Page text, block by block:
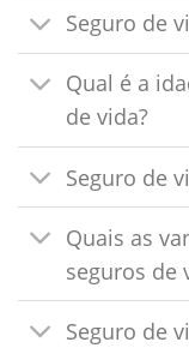
Seguro de
Qual é a
de vida?
Seguro de
Quais as
seguros de
Seguro de